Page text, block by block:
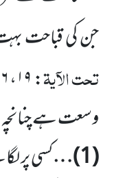
جن کی قباحت
تحت الآیۃ:۱۹،۶ / ۱۳۰
وسعت ہے
(
1
)…کسی پر